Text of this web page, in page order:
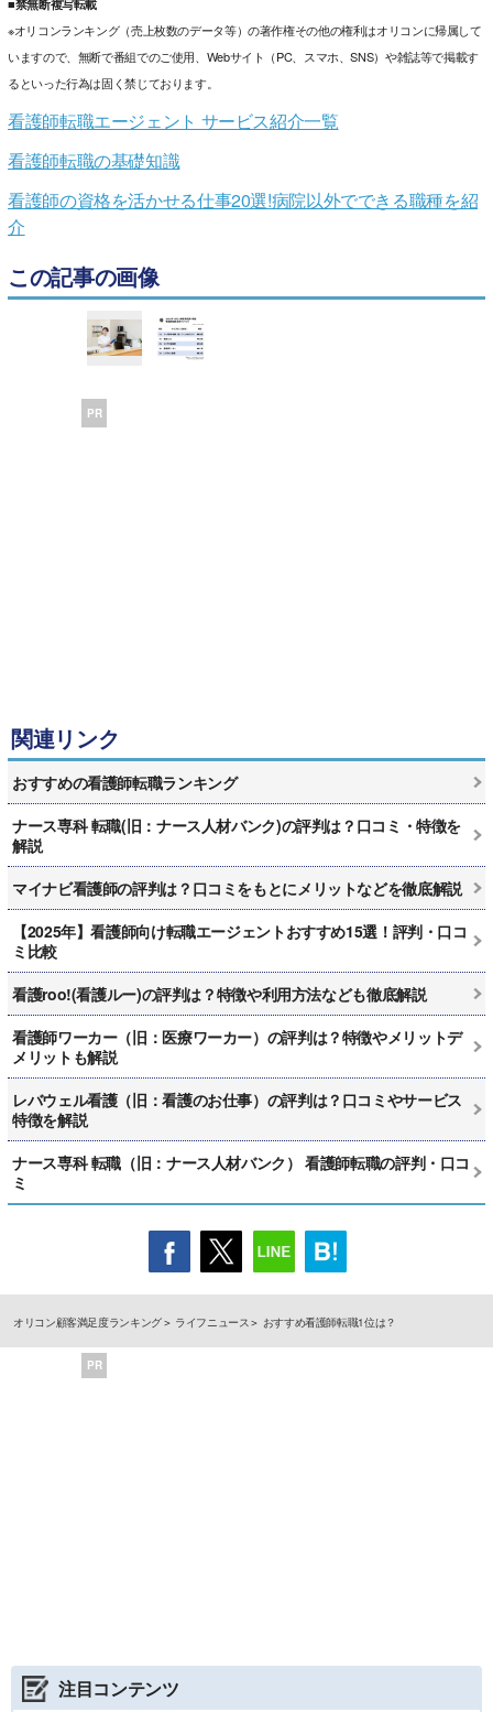
■禁無断複写転載
※オリコンランキング（売上枚数のデータ等）の著作権その他の権利はオリコンに帰属して
いますので、無断で番組でのご使用、Webサイト（PC、スマホ、SNS）や雑誌等で掲載す
るといった行為は固く禁じております。
看護師転職エージェント サービス紹介一覧
看護師転職の基礎知識
看護師の資格を活かせる仕事20選!病院以外でできる職種を紹
介
この記事の画像
PR
関連リンク
おすすめの看護師転職ランキング
ナース専科 転職(旧：ナース人材バンク)の評判は？口コミ・特徴を
解説
マイナビ看護師の評判は？口コミをもとにメリットなどを徹底解説
【2025年】看護師向け転職エージェントおすすめ15選！評判・口コ
ミ比較
看護roo!(看護ルー)の評判は？特徴や利用方法なども徹底解説
看護師ワーカー（旧：医療ワーカー）の評判は？特徴やメリットデ
メリットも解説
レバウェル看護（旧：看護のお仕事）の評判は？口コミやサービス
特徴を解説
ナース専科 転職（旧：ナース人材バンク） 看護師転職の評判・口コ
ミ
オリコン顧客満足度ランキング ライフニュース おすすめ看護師転職1位は？
PR
注目コンテンツ